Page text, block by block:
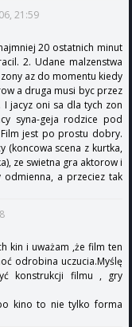
21:59
20 ostatnich minut
2. Udane malzenstwa
az do momentu kiedy
a druga musi byc przez
jacyz oni sa dla tych zon
syna-geja rodzice pod
jest po prostu dobry.
(koncowa scena z kurtka,
ze swietna gra aktorow i
a przeciez tak
kin i uważam ,że film ten
odrobina uczucia.Myślę
konstrukcji filmu , gry
kino to nie tylko forma